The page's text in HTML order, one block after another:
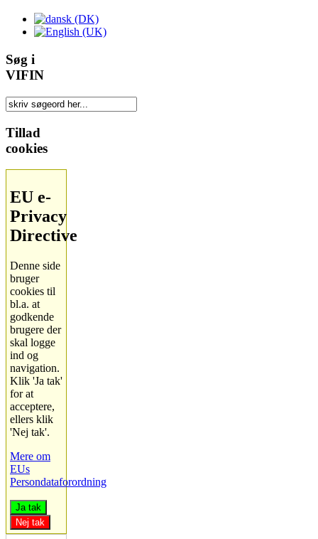
Søg i
VIFIN
Tillad
cookies
EU e-
Privacy
Directive
Denne side
bruger
cookies til
bl.a. at
godkende
brugere der
skal logge
ind og
navigation.
Klik 'Ja tak'
for at
acceptere,
ellers klik
'Nej tak'.
Mere om
EUs
Persondataforordning
Ja tak
Nej tak